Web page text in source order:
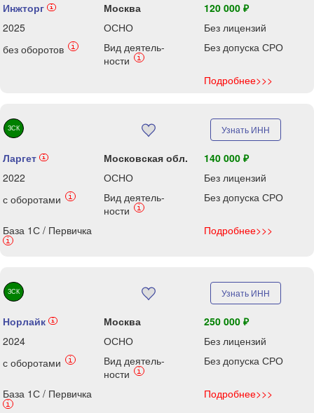
Инжторг i Москва
120 000 ₽
2025
ОСНО
Без лицензий
без оборотов
i
Вид деятель-
ности
i
Без допуска СРО
Подробнее>>>
ЗСК Узнать ИНН
Ларгет i Московская обл.
140 000 ₽
2022
ОСНО
Без лицензий
с оборотами
i
Вид деятель-
ности
i
Без допуска СРО
База 1С / Первичка
i
Подробнее>>>
ЗСК Узнать ИНН
Норлайк i Москва
250 000 ₽
2024
ОСНО
Без лицензий
с оборотами
i
Вид деятель-
ности
i
Без допуска СРО
База 1С / Первичка
i
Подробнее>>>